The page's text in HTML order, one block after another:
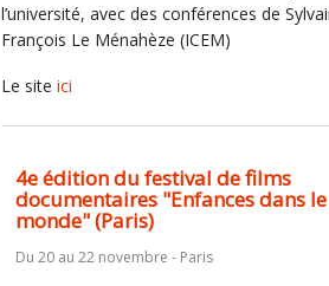
l’université, avec des conférences de
François Le Ménahèze (ICEM)
Le site ici
4e édition du festival de films
documentaires "Enfances dans le
monde" (Paris)
Du 20 au 22 novembre - Paris